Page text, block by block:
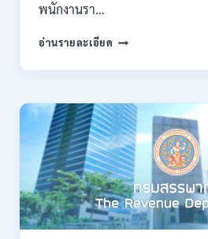
พนักงานรา…
อ่านรายละเอียด กรม
ทหาร
เปิด
รับ
สมัคร
บุคคล
พลเรือน
เป็น
พนักงาน
ราชการ
66